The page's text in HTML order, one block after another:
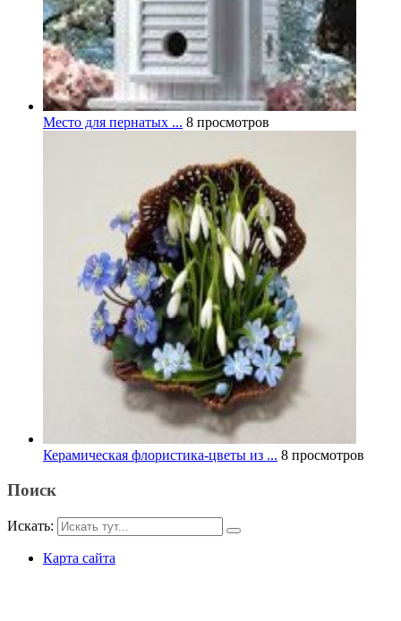
Место для пернатых ... 8 просмотров
Керамическая флористика-цветы из ... 8 просмотров
Поиск
Искать:
Карта сайта